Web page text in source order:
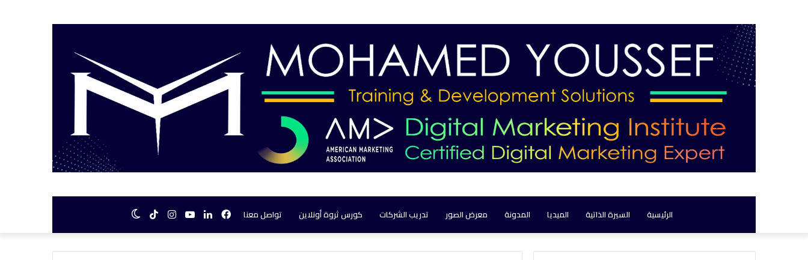
الرئيسية السيرة الذاتية الميديا المدونة معرض الصور تدريب الشركات كورس ثروة أونلاين تواصل معنا
المظلم
TikTok
انستقرام يوتيوب لينكدإنفيسبوك